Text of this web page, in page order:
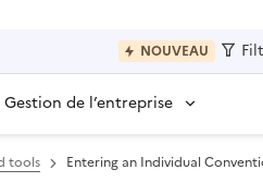
NOUVEAU
Gestion de l’entreprise
tools Entering an Individual